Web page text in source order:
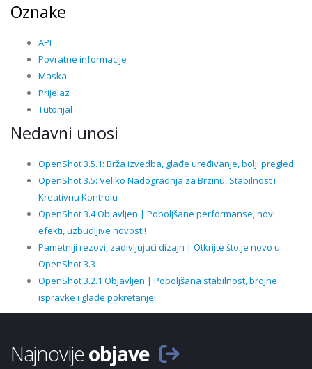
Oznake
API
Povratne informacije
Maska
Prijelaz
Tutorijal
Nedavni unosi
OpenShot 3.5.1: Brža izvedba, glađe uređivanje, bolji pregledi
OpenShot 3.5: Veliko Nadogradnja za Brzinu, Stabilnost i
Kreativnu Kontrolu
OpenShot 3.4 Objavljen | Poboljšane performanse, novi
efekti, uzbudljive novosti!
Pametniji rezovi, zadivljujući dizajn | Otkrijte što je novo u
OpenShot 3.3
OpenShot 3.2.1 Objavljen | Poboljšana stabilnost, brojne
ispravke i glađe pokretanje!
Najnovijeobjave